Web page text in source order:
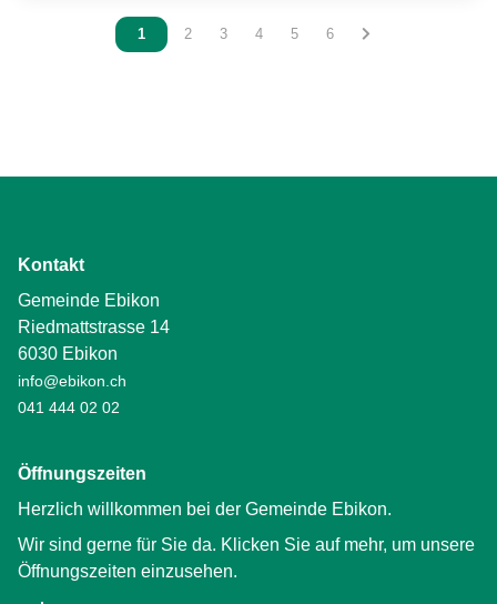
Vous êtes sur la page
1 Vous êtes sur la page
2 Vous êtes sur la page
3 Vous êtes sur la page
4 Vous êtes sur la page
5 Vous êtes sur la page
6
Kontakt
Gemeinde Ebikon
Riedmattstrasse 14
6030 Ebikon
info@ebikon.ch
041 444 02 02
Öffnungszeiten
Herzlich willkommen bei der Gemeinde Ebikon.
Wir sind gerne für Sie da. Klicken Sie auf mehr, um unsere
Öffnungszeiten einzusehen.